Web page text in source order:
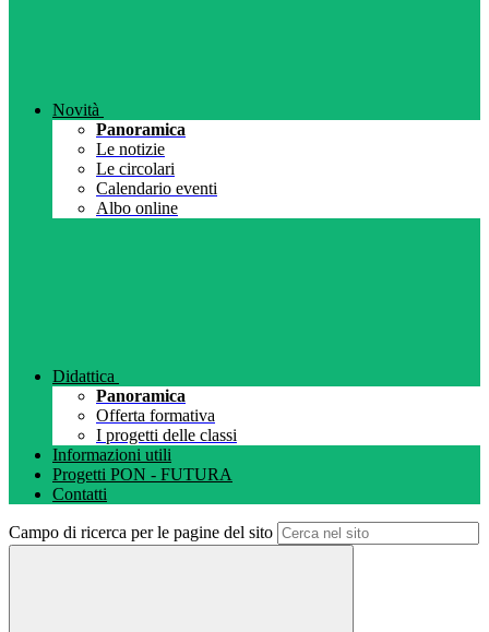
Novità
Panoramica
Le notizie
Le circolari
Calendario eventi
Albo online
Didattica
Panoramica
Offerta formativa
I progetti delle classi
Informazioni utili
Progetti PON - FUTURA
Contatti
Campo di ricerca per le pagine del sito